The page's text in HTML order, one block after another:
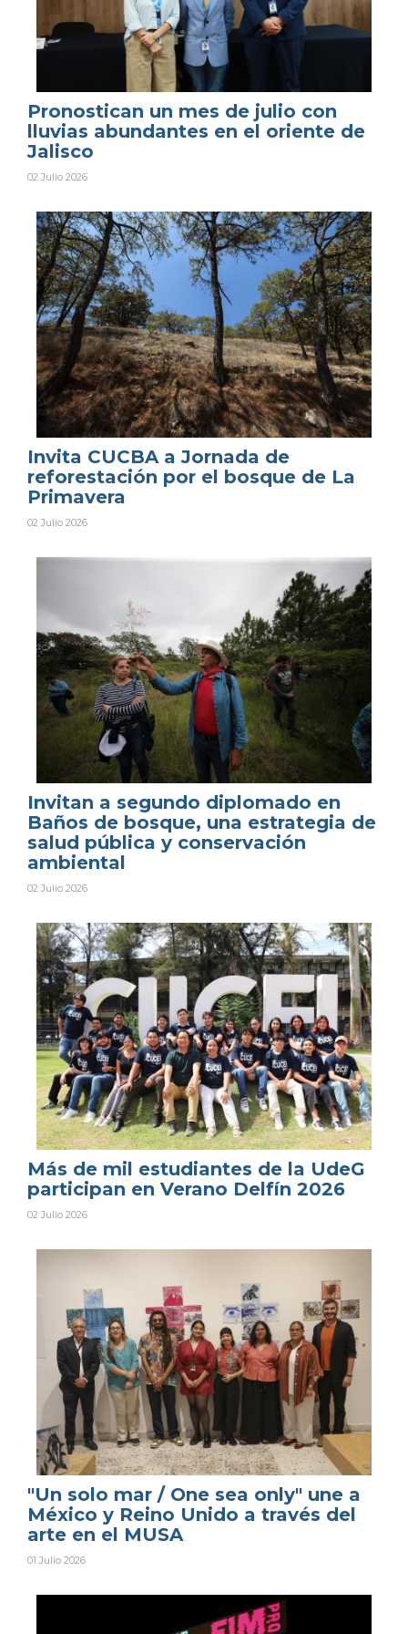
Pronostican un mes de julio con
lluvias abundantes en el oriente de
Jalisco
02 Julio 2026
Invita CUCBA a Jornada de
reforestación por el bosque de La
Primavera
02 Julio 2026
Invitan a segundo diplomado en
Baños de bosque, una estrategia de
salud pública y conservación
ambiental
02 Julio 2026
Más de mil estudiantes de la UdeG
participan en Verano Delfín 2026
02 Julio 2026
"Un solo mar / One sea only" une a
México y Reino Unido a través del
arte en el MUSA
01 Julio 2026